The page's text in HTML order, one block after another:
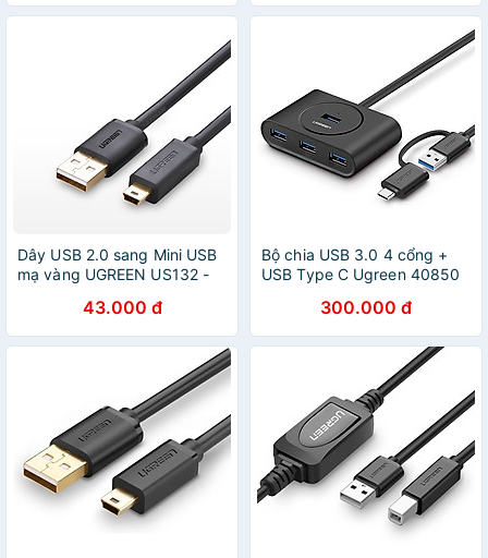
Dây USB 2.0 sang Mini USB
mạ vàng UGREEN US132 -
43.000 đ
Bộ chia USB 3.0 4 cổng +
USB Type C Ugreen 40850
300.000 đ